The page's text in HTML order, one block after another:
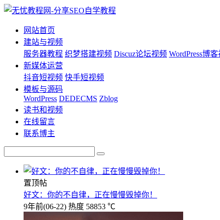
网站首页
建站与视频
服务器教程 织梦搭建视频 Discuz论坛视频 WordPress博
新媒体运营
抖音短视频 快手短视频
模板与源码
WordPress DEDECMS Zblog
读书和视频
在线留言
联系博主
置顶帖
好文：你的不自律，正在慢慢毁掉你！
9年前(06-22) 热度 58853 ℃